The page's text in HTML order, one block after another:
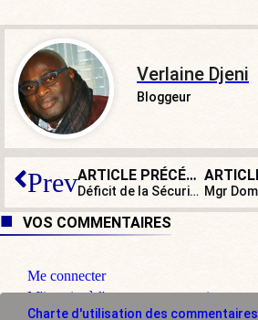
Verlaine Djeni
Bloggeur
Prev ARTICLE PRÉCÉDENT
Déficit de la Sécurité sociale : les seniors seront-ils encore spoliés ?
VOS COMMENTAIRES
Me connecter
M'inscrire à l'espace commentaire
Charte d'utilisation des commentaires